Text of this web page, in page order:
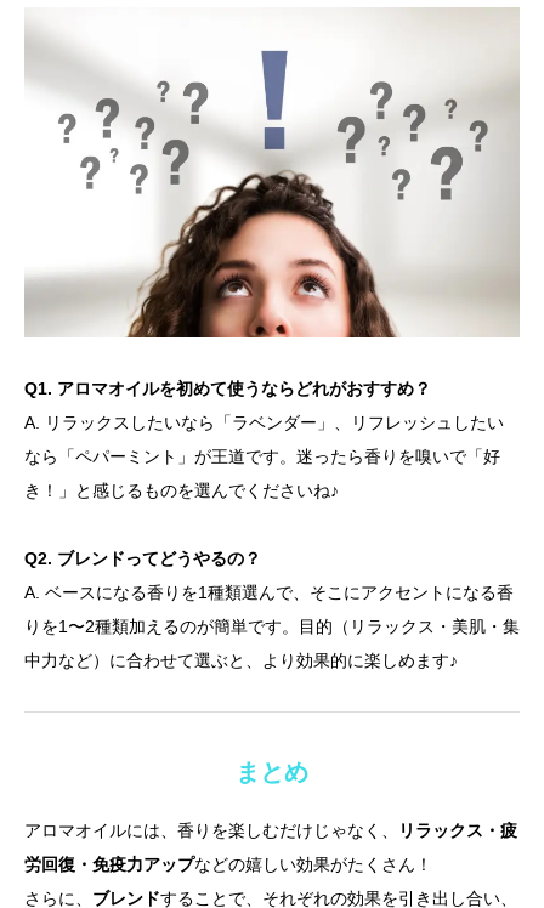
Q1. アロマオイルを初めて使うならどれがおすすめ？
A. リラックスしたいなら「ラベンダー」、リフレッシュしたい
なら「ペパーミント」が王道です。迷ったら香りを嗅いで「好
き！」と感じるものを選んでくださいね♪
Q2. ブレンドってどうやるの？
A. ベースになる香りを1種類選んで、そこにアクセントになる香
りを1〜2種類加えるのが簡単です。目的（リラックス・美肌・集
中力など）に合わせて選ぶと、より効果的に楽しめます♪
まとめ
アロマオイルには、香りを楽しむだけじゃなく、
リラックス・疲
労回復・免疫力アップなどの嬉しい効果がたくさん！
さらに、 ブレンドすることで、それぞれの効果を引き出し合い、